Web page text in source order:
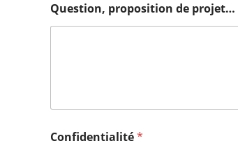
Question, proposition de projet…
Confidentialité*